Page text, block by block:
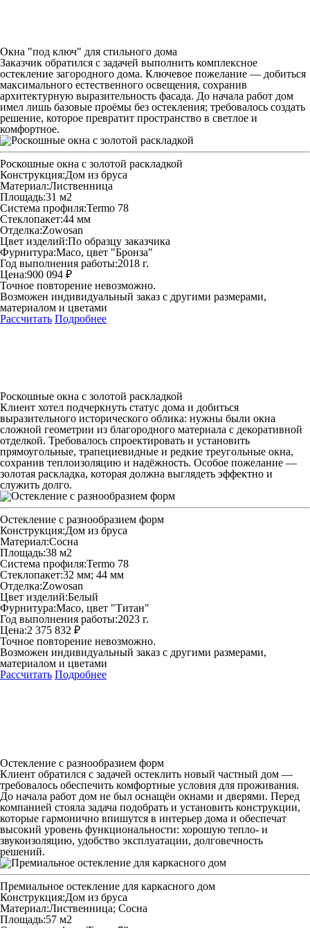
Окна "под ключ" для стильного дома
Заказчик обратился с задачей выполнить комплексное
остекление загородного дома. Ключевое пожелание — добиться
максимального естественного освещения, сохранив
архитектурную выразительность фасада. До начала работ дом
имел лишь базовые проёмы без остекления; требовалось создать
решение, которое превратит пространство в светлое и
комфортное.
Роскошные окна с золотой раскладкой
Конструкция:Дом из бруса
Материал:Лиственница
Площадь:31 м2
Система профиля:Termo 78
Стеклопакет:44 мм
Отделка:Zowosan
Цвет изделий:По образцу заказчика
Фурнитура:Maco, цвет "Бронза"
Год выполнения работы:2018 г.
Цена:900 094 ₽
Точное повторение невозможно.
Возможен индивидуальный заказ с другими размерами,
материалом и цветами
Рассчитать Подробнее
Роскошные окна с золотой раскладкой
Клиент хотел подчеркнуть статус дома и добиться
выразительного исторического облика: нужны были окна
сложной геометрии из благородного материала с декоративной
отделкой. Требовалось спроектировать и установить
прямоугольные, трапециевидные и редкие треугольные окна,
сохранив теплоизоляцию и надёжность. Особое пожелание —
золотая раскладка, которая должна выглядеть эффектно и
служить долго.
Остекление с разнообразием форм
Конструкция:Дом из бруса
Материал:Сосна
Площадь:38 м2
Система профиля:Termo 78
Стеклопакет:32 мм; 44 мм
Отделка:Zowosan
Цвет изделий:Белый
Фурнитура:Maco, цвет "Титан"
Год выполнения работы:2023 г.
Цена:2 375 832 ₽
Точное повторение невозможно.
Возможен индивидуальный заказ с другими размерами,
материалом и цветами
Рассчитать Подробнее
Остекление с разнообразием форм
Клиент обратился с задачей остеклить новый частный дом —
требовалось обеспечить комфортные условия для проживания.
До начала работ дом не был оснащён окнами и дверями. Перед
компанией стояла задача подобрать и установить конструкции,
которые гармонично впишутся в интерьер дома и обеспечат
высокий уровень функциональности: хорошую тепло‑ и
звукоизоляцию, удобство эксплуатации, долговечность
решений.
Премиальное остекление для каркасного дом
Конструкция:Дом из бруса
Материал:Лиственница; Сосна
Площадь:57 м2